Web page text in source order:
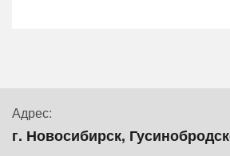
Адрес:
г. Новосибирск,